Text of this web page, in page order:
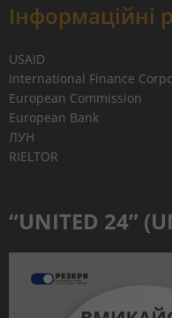
Інформаційні
USAID
International Finance
European Commission
European Bank
ЛУН
RIELTOR
“UNITED 24”